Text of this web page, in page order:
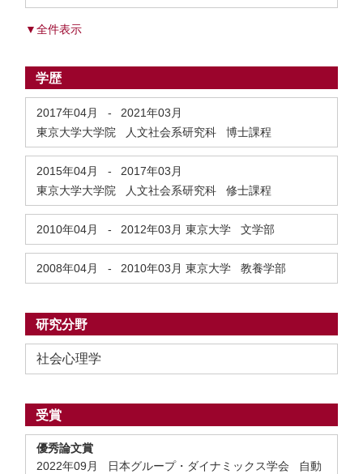
▼全件表示
学歴
2017年04月 -
2021年03月
東京大学大学院 人文社会系研究科 博士課程
2015年04月 -
2017年03月
東京大学大学院 人文社会系研究科 修士課程
2010年04月 - 2012年03月 東京大学 文学部
2008年04月 - 2010年03月 東京大学 教養学部
研究分野
社会心理学
受賞
優秀論文賞
2022年09月 日本グループ・ダイナミックス学会 自動